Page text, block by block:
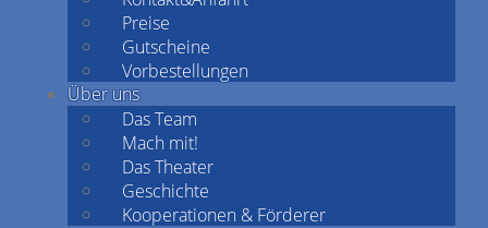
Preise
Gutscheine
Vorbestellungen
Über uns
Das Team
Mach mit!
Das Theater
Geschichte
Kooperationen & Förderer